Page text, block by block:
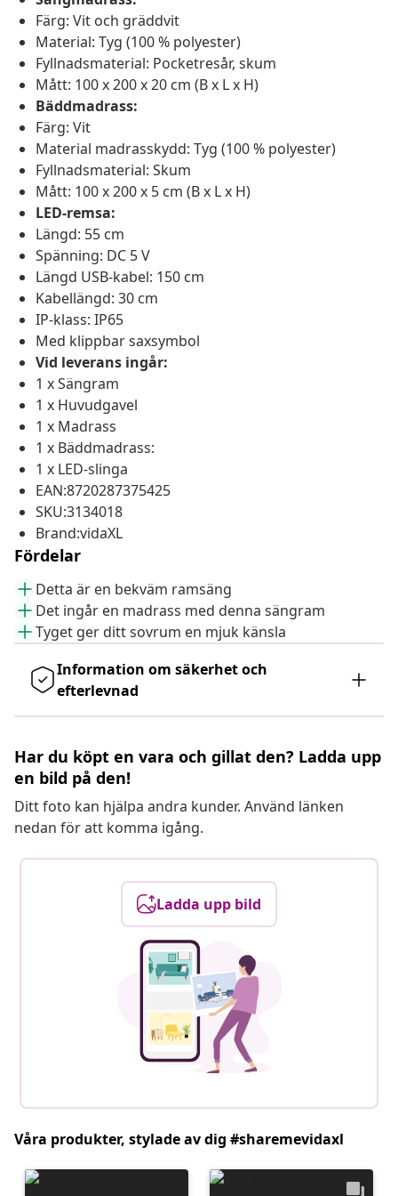
Färg: Vit och gräddvit
Material: Tyg (100 % polyester)
Fyllnadsmaterial: Pocketresår, skum
Mått: 100 x 200 x 20 cm (B x L x H)
Bäddmadrass:
Färg: Vit
Material madrasskydd: Tyg (100 % polyester)
Fyllnadsmaterial: Skum
Mått: 100 x 200 x 5 cm (B x L x H)
LED-remsa:
Längd: 55 cm
Spänning: DC 5 V
Längd USB-kabel: 150 cm
Kabellängd: 30 cm
IP-klass: IP65
Med klippbar saxsymbol
Vid leverans ingår:
1 x Sängram
1 x Huvudgavel
1 x Madrass
1 x Bäddmadrass:
1 x LED-slinga
EAN:8720287375425
SKU:3134018
Brand:vidaXL
Fördelar
Detta är en bekväm ramsäng
Det ingår en madrass med denna sängram
Tyget ger ditt sovrum en mjuk känsla
Information om säkerhet och
efterlevnad
Har du köpt en vara och gillat den? Ladda upp
en bild på den!
Ditt foto kan hjälpa andra kunder. Använd länken
nedan för att komma igång.
Ladda upp bild
Våra produkter, stylade av dig #sharemevidaxl